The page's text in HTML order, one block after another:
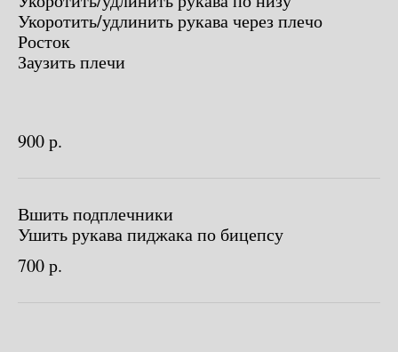
Укоротить/удлинить рукава через плечо
Росток
Заузить плечи
900 р.
Вшить подплечники
Ушить рукава пиджака по бицепсу
700 р.
Как должен сидеть правильно
пошитый костюм?
Как детали костюма подчеркнут
Ответим на все вопросы в удобном
Max